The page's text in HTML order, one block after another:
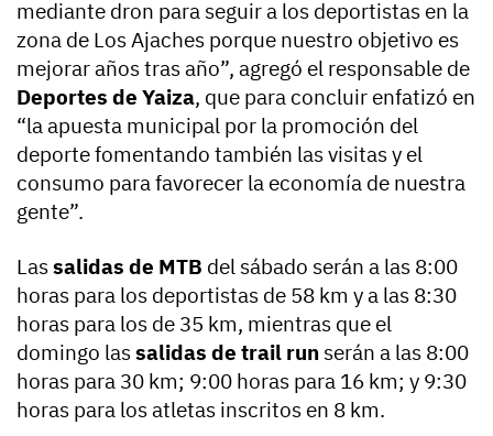
mediante dron para seguir a los deportistas en la
zona de Los Ajaches porque nuestro objetivo es
mejorar años tras año”, agregó el responsable de
Deportes de Yaiza, que para concluir enfatizó en
“la apuesta municipal por la promoción del
deporte fomentando también las visitas y el
consumo para favorecer la economía de nuestra
gente”.
Lassalidas de MTB del sábado serán a las 8:00
horas para los deportistas de 58 km y a las 8:30
horas para los de 35 km, mientras que el
domingo lassalidas de trail run serán a las 8:00
horas para 30 km; 9:00 horas para 16 km; y 9:30
horas para los atletas inscritos en 8 km.